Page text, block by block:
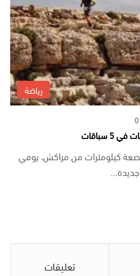
رياضة
0
سباقات
كيلومترات من مراكش، يومي
تعليقات